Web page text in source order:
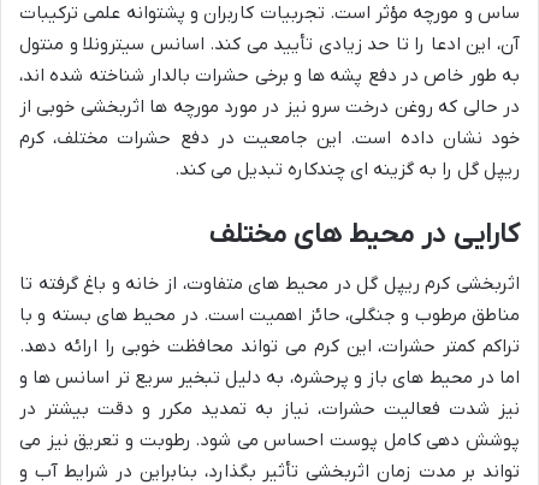
ساس و مورچه مؤثر است. تجربیات کاربران و پشتوانه علمی ترکیبات
آن، این ادعا را تا حد زیادی تأیید می کند. اسانس سیترونلا و منتول
به طور خاص در دفع پشه ها و برخی حشرات بالدار شناخته شده اند،
در حالی که روغن درخت سرو نیز در مورد مورچه ها اثربخشی خوبی از
خود نشان داده است. این جامعیت در دفع حشرات مختلف، کرم
ریپل گل را به گزینه ای چندکاره تبدیل می کند.
کارایی در محیط های مختلف
اثربخشی کرم ریپل گل در محیط های متفاوت، از خانه و باغ گرفته تا
مناطق مرطوب و جنگلی، حائز اهمیت است. در محیط های بسته و با
تراکم کمتر حشرات، این کرم می تواند محافظت خوبی را ارائه دهد.
اما در محیط های باز و پرحشره، به دلیل تبخیر سریع تر اسانس ها و
نیز شدت فعالیت حشرات، نیاز به تمدید مکرر و دقت بیشتر در
پوشش دهی کامل پوست احساس می شود. رطوبت و تعریق نیز می
تواند بر مدت زمان اثربخشی تأثیر بگذارد، بنابراین در شرایط آب و